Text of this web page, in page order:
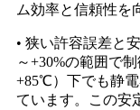
ム効率と信頼性を
• 狭い許容誤差と
～+30%の範囲で
+85℃）下でも静
ています。この安